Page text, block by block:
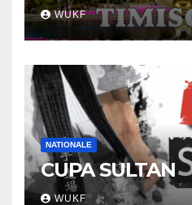
WUKF
NATIONALE
CUPA SULTAN
WUKF